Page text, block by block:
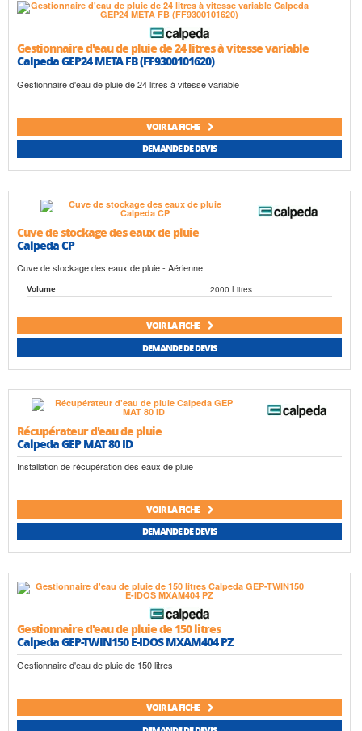
Gestionnaire d'eau de pluie de 24 litres à vitesse variable
Calpeda GEP24 META FB (FF9300101620)
Gestionnaire d'eau de pluie de 24 litres à vitesse variable
VOIR LA FICHE
DEMANDE DE DEVIS
Cuve de stockage des eaux de pluie
Calpeda CP
Cuve de stockage des eaux de pluie - Aérienne
Volume 2000 Litres
VOIR LA FICHE
DEMANDE DE DEVIS
Récupérateur d'eau de pluie
Calpeda GEP MAT 80 ID
Installation de récupération des eaux de pluie
VOIR LA FICHE
DEMANDE DE DEVIS
Gestionnaire d'eau de pluie de 150 litres
Calpeda GEP-TWIN150 E-IDOS MXAM404 PZ
Gestionnaire d'eau de pluie de 150 litres
VOIR LA FICHE